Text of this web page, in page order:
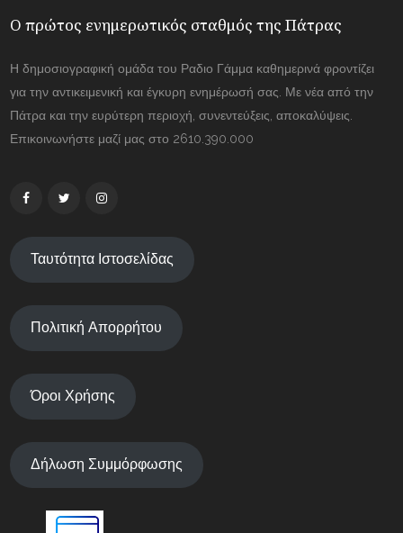
Ο πρώτος ενημερωτικός σταθμός της Πάτρας
Η δημοσιογραφική ομάδα του Ραδιο Γάμμα καθημερινά φροντίζει
για την αντικειμενική και έγκυρη ενημέρωσή σας. Με νέα από την
Πάτρα και την ευρύτερη περιοχή, συνεντεύξεις, αποκαλύψεις.
Επικοινωνήστε μαζί μας στο 2610.390.000
Ταυτότητα Ιστοσελίδας
Πολιτική Απορρήτου
Όροι Χρήσης
Δήλωση Συμμόρφωσης